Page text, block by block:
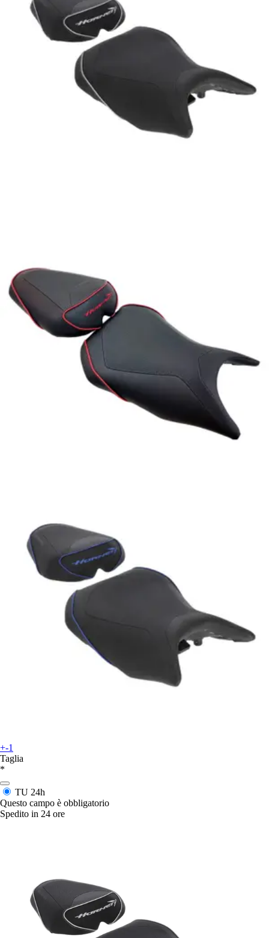
+-1
Taglia
*
TU 24h
Questo campo è obbligatorio
Spedito in 24 ore